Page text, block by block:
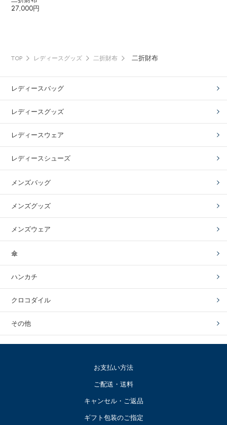
27,000円
TOP レディースグッズ 二折財布 二折財布
レディースバッグ
レディースグッズ
レディースウェア
レディースシューズ
メンズバッグ
メンズグッズ
メンズウェア
傘
ハンカチ
クロコダイル
その他
お支払い方法
ご配送・送料
キャンセル・ご返品
ギフト包装のご指定